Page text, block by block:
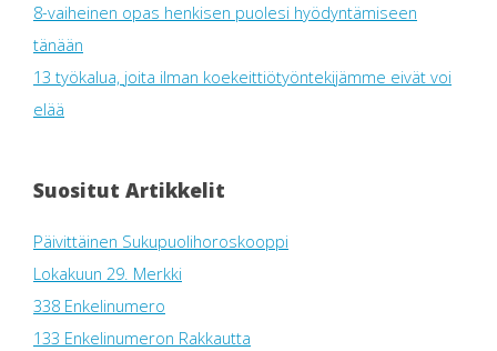
8-vaiheinen opas henkisen puolesi hyödyntämiseen
tänään
13 työkalua, joita ilman koekeittiötyöntekijämme eivät voi
elää
Suositut Artikkelit
Päivittäinen Sukupuolihoroskooppi
Lokakuun 29. Merkki
338 Enkelinumero
133 Enkelinumeron Rakkautta